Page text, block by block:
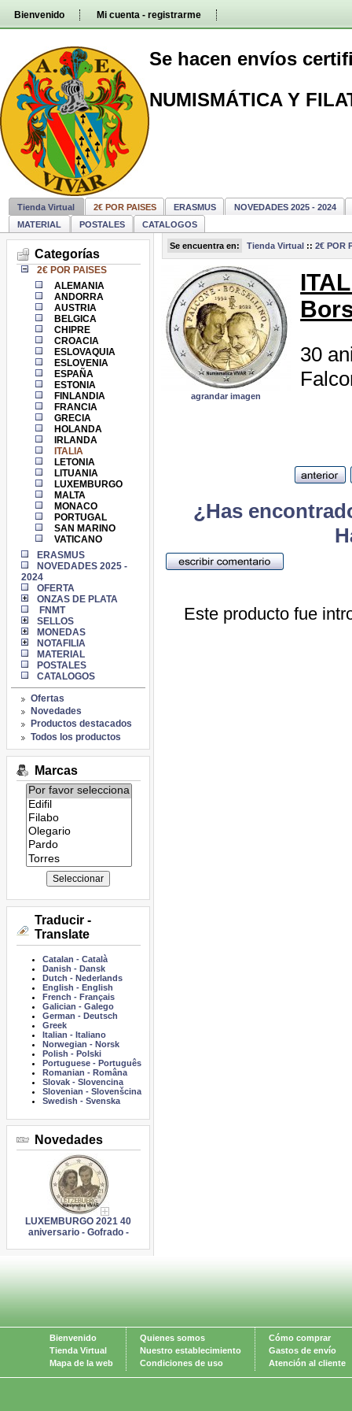
directamente
Bienvenido Mi cuenta - registrarme
Se hacen envíos
NUMISMÁTICA Y
Tienda Virtual 2€ POR PAISES ERASMUS
NOVEDADES 2025 - 2024
MATERIAL
POSTALES CATALOGOS
Categorías
2€ POR PAISES
ALEMANIA
ANDORRA
AUSTRIA
BELGICA
CHIPRE
CROACIA
ESLOVAQUIA
ESLOVENIA
ESPAÑA
ESTONIA
FINLANDIA
FRANCIA
GRECIA
HOLANDA
IRLANDA
ITALIA
LETONIA
LITUANIA
LUXEMBURGO
MALTA
MONACO
PORTUGAL
SAN MARINO
VATICANO
ERASMUS
NOVEDADES 2025 -
2024
OFERTA
ONZAS DE PLATA
FNMT
SELLOS
MONEDAS
NOTAFILIA
MATERIAL
POSTALES
CATALOGOS
Ofertas
Novedades
Productos destacados
Todos los productos
Marcas
Listado
de
marcas:
Traducir -
Translate
Catalan -Català
Danish -Dansk
Dutch -Nederlands
English -English
French -Français
Galician -Galego
German -Deutsch
Greek
Italian -Italiano
Norwegian -Norsk
Polish -Polski
Portuguese -Português
Romanian -Româna
Slovak -Slovencina
Slovenian -Slovenšcina
Swedish -Svenska
Novedades
LUXEMBURGO 2021 40
aniversario - Gofrado -
Se encuentra en: Tienda Virtual:: 2€ POR
agrandar imagen
30
¿Has
Este producto fue
Bienvenido
Tienda Virtual
Mapa de la web
Quienes somos
Nuestro establecimiento
Condiciones de uso
Cómo comprar
Gastos de envío
Atención al cliente